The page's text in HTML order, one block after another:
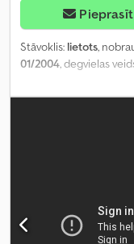
Pieprasīt
Stāvoklis: lietots,
01/2004, degvielas
dīzeļdegviela, krāsa: